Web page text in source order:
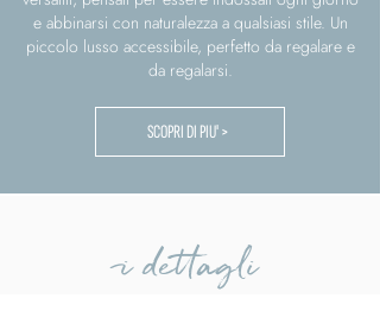
e abbinarsi con naturalezza a qualsiasi stile. Un
piccolo lusso accessibile, perfetto da regalare e
da regalarsi.
SCOPRI DI PIU' >
i dettagli